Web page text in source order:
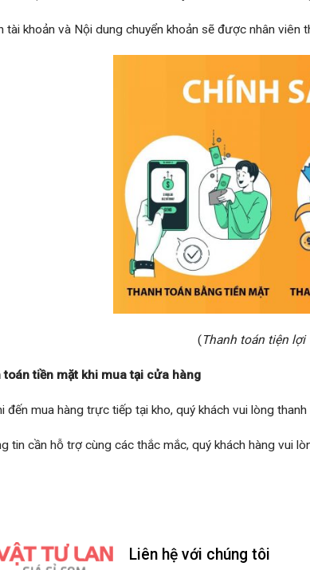
tài khoản và Nội dung chuyển khoản sẽ được nhân viên
(Thanh toán tiện
toán tiền mặt khi mua tại cửa hàng
đến mua hàng trực tiếp tại kho, quý khách vui lòng
tin cần hỗ trợ cùng các thắc mắc, quý khách hàng vui
Liên hệ với chúng tôi